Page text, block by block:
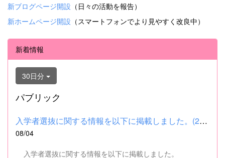
新ブログページ開設 （日々の活動を報告）
新ホームページ開設 （スマートフォンでより見やすく改良中）
新着情報
30日分
パブリック
入学者選抜に関する情報を以下に掲載しました。(2026.8.4) ■令和...
08/04
入学者選抜に関する情報を以下に掲載しました。